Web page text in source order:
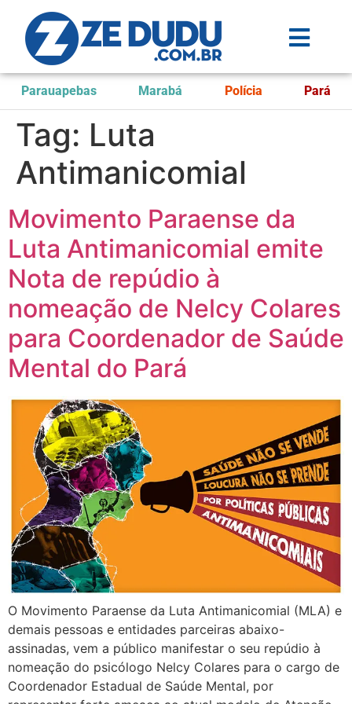
Parauapebas Marabá Polícia Pará
Tag: Luta
Antimanicomial
Movimento Paraense da
Luta Antimanicomial emite
Nota de repúdio à
nomeação de Nelcy Colares
para Coordenador de Saúde
Mental do Pará
O Movimento Paraense da Luta Antimanicomial (MLA) e
demais pessoas e entidades parceiras abaixo-
assinadas, vem a público manifestar o seu repúdio à
nomeação do psicólogo Nelcy Colares para o cargo de
Coordenador Estadual de Saúde Mental, por